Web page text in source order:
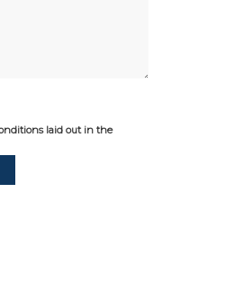
laid out in the